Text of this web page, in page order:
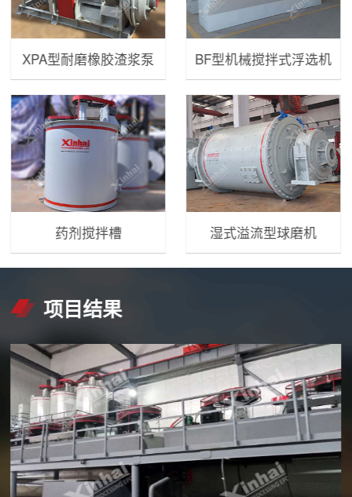
XPA型耐磨橡胶渣浆泵 BF型机械搅拌式浮选机
药剂搅拌槽 湿式溢流型球磨机
项目结果